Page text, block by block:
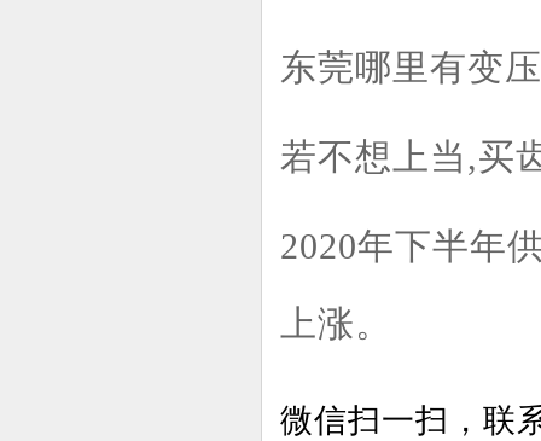
东莞哪里有变
若不想上当,买
2020年下半年
上涨。
微信扫一扫，联